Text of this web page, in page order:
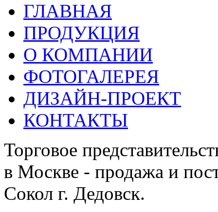
ГЛАВНАЯ
ПРОДУКЦИЯ
О КОМПАНИИ
ФОТОГАЛЕРЕЯ
ДИЗАЙН-ПРОЕКТ
КОНТАКТЫ
Торговое
в Москве - продажа и
Сокол г. Дедовск.